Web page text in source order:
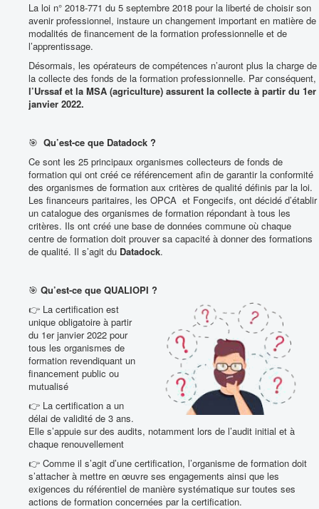
La loi n° 2018-771 du 5 septembre 2018 pour la liberté de choisir son
avenir professionnel, instaure un changement important en matière de
modalités de financement de la formation professionnelle et de
l’apprentissage.
Désormais, les opérateurs de compétences n’auront plus la charge de
la collecte des fonds de la formation professionnelle. Par conséquent,
l’Urssaf et la MSA (agriculture) assurent la collecte à partir du 1er
janvier 2022.
🎯 Qu’est-ce que Datadock ?
Ce sont les 25 principaux organismes collecteurs de fonds de
formation qui ont créé ce référencement afin de garantir la conformité
des organismes de formation aux critères de qualité définis par la loi.
Les financeurs paritaires, les OPCA et Fongecifs, ont décidé d’établir
un catalogue des organismes de formation répondant à tous les
critères. Ils ont créé une base de données commune où chaque
centre de formation doit prouver sa capacité à donner des formations
de qualité. Il s’agit du Datadock.
🎯 Qu’est-ce que QUALIOPI ?
👉 La certification est
unique obligatoire à partir
du 1er janvier 2022 pour
tous les organismes de
formation revendiquant un
financement public ou
mutualisé
👉 La certification a un
délai de validité de 3 ans.
Elle s’appuie sur des audits, notamment lors de l’audit initial et à
chaque renouvellement
👉 Comme il s’agit d’une certification, l’organisme de formation doit
s’attacher à mettre en œuvre ses engagements ainsi que les
exigences du référentiel de manière systématique sur toutes ses
actions de formation concernées par la certification.